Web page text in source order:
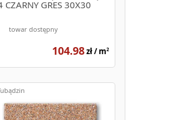
z łatwością
CZARNY GRES 30X30
towar dostępny
104.98zł / m2